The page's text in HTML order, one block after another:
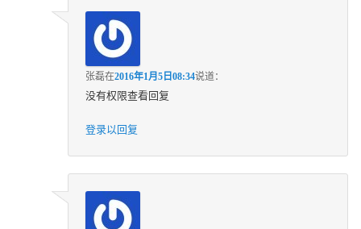
张磊在2016年1月5日08:34说道：
没有权限查看回复
登录以回复